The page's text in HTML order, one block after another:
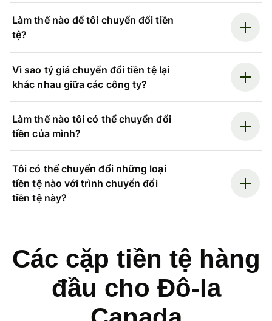
Làm thế nào để tôi chuyển đổi tiền
tệ?
Vì sao tỷ giá chuyển đổi tiền tệ lại
khác nhau giữa các công ty?
Làm thế nào tôi có thể chuyển đổi
tiền của mình?
Tôi có thể chuyển đổi những loại
tiền tệ nào với trình chuyển đổi
tiền tệ này?
Các cặp tiền tệ hàng
đầu cho Đô-la